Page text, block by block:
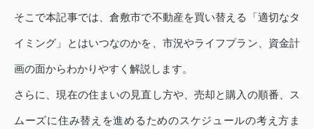
そこで本記事では、倉敷市で不動産を買い替える「適切なタ
イミング」とはいつなのかを、市況やライフプラン、資金計
画の面からわかりやすく解説します。
さらに、現在の住まいの見直し方や、売却と購入の順番、ス
ムーズに住み替えを進めるためのスケジュールの考え方ま